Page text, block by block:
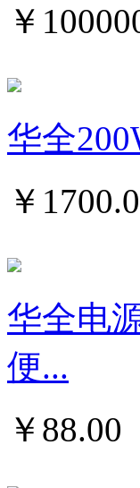
￥
华全
￥
华全电
便...
￥ 88.00